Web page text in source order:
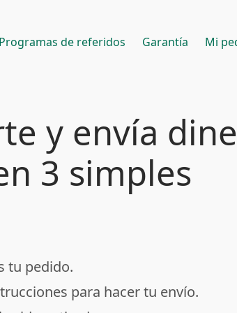
Programas de referidos Garantía Mi
y envía
3 simples
tu pedido.
para hacer tu envío.